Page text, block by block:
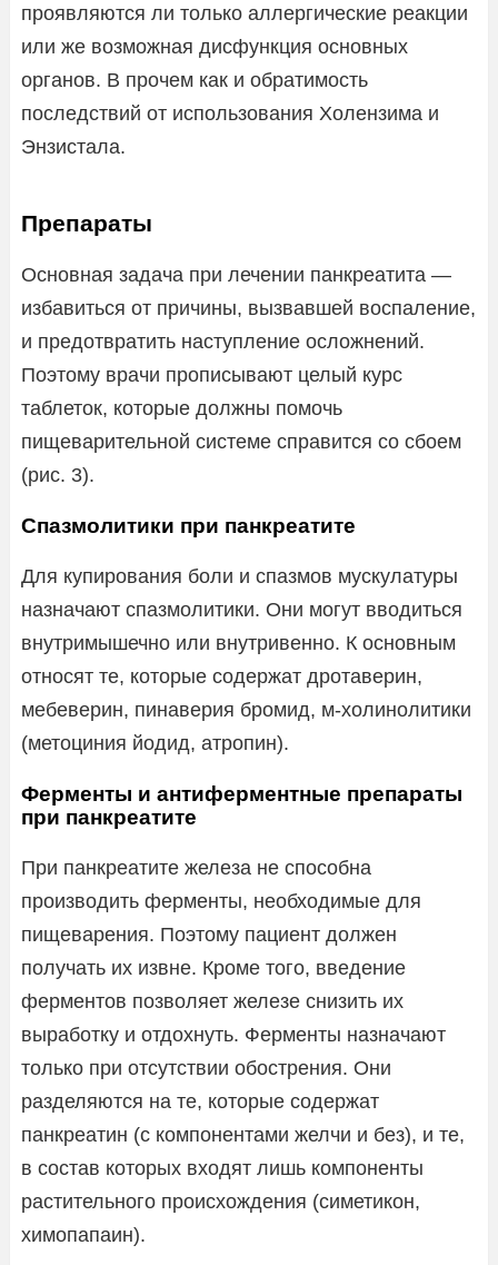
проявляются ли только аллергические реакции
или же возможная дисфункция основных
органов. В прочем как и обратимость
последствий от использования Холензима и
Энзистала.
Препараты
Основная задача при лечении панкреатита —
избавиться от причины, вызвавшей воспаление,
и предотвратить наступление осложнений.
Поэтому врачи прописывают целый курс
таблеток, которые должны помочь
пищеварительной системе справится со сбоем
(рис. 3).
Спазмолитики при панкреатите
Для купирования боли и спазмов мускулатуры
назначают спазмолитики. Они могут вводиться
внутримышечно или внутривенно. К основным
относят те, которые содержат дротаверин,
мебеверин, пинаверия бромид, м-холинолитики
(метоциния йодид, атропин).
Ферменты и антиферментные препараты
при панкреатите
При панкреатите железа не способна
производить ферменты, необходимые для
пищеварения. Поэтому пациент должен
получать их извне. Кроме того, введение
ферментов позволяет железе снизить их
выработку и отдохнуть. Ферменты назначают
только при отсутствии обострения. Они
разделяются на те, которые содержат
панкреатин (с компонентами желчи и без), и те,
в состав которых входят лишь компоненты
растительного происхождения (симетикон,
химопапаин).